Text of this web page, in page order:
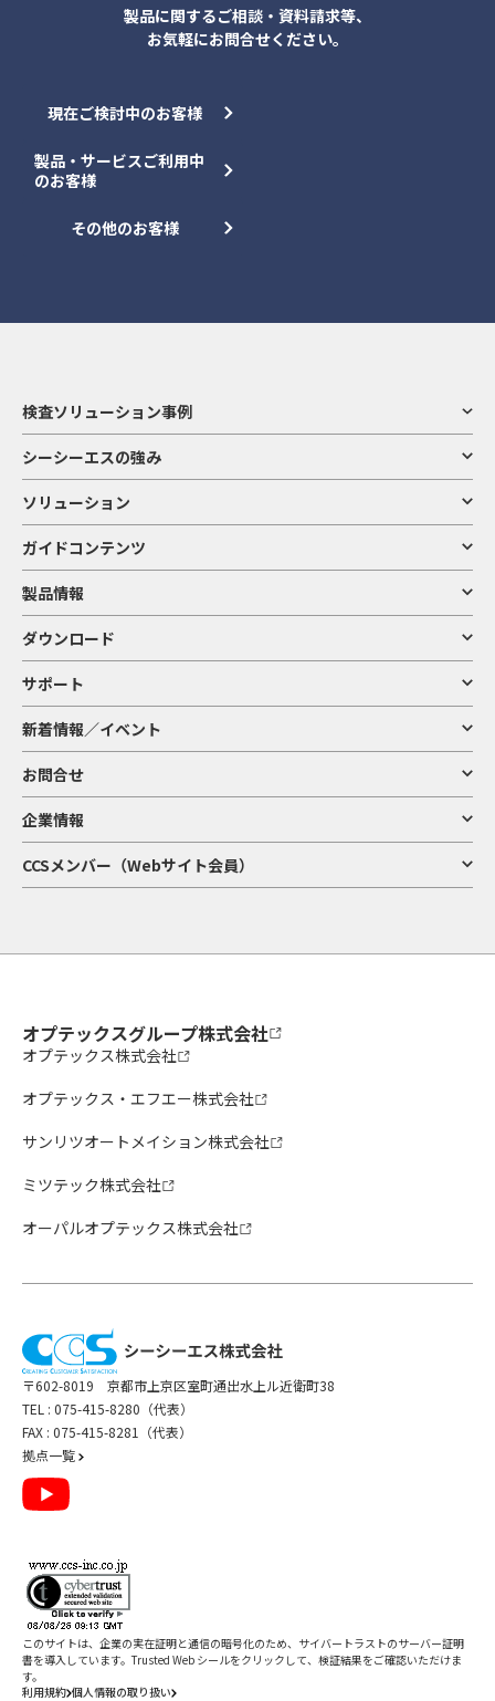
製品に関するご相談・資料請求等、
お気軽にお問合せください。
現在ご検討中のお客様
製品・サービスご利用中
のお客様
その他のお客様
検査ソリューション事例
シーシーエスの強み
ソリューション
ガイドコンテンツ
製品情報
ダウンロード
サポート
新着情報／イベント
お問合せ
企業情報
CCSメンバー（Webサイト会員）
オプテックスグループ株式会社
オプテックス株式会社
オプテックス・エフエー株式会社
サンリツオートメイション株式会社
ミツテック株式会社
オーパルオプテックス株式会社
〒602-8019 京都市上京区室町通出水上ル近衛町38
TEL : 075-415-8280（代表）
FAX : 075-415-8281（代表）
拠点一覧
利用規約 個人情報の取り扱い
このサイトは、企業の実在証明と通信の暗号化のため、サイバートラストのサーバー証明
書を導入しています。Trusted Web シールをクリックして、検証結果をご確認いただけま
す。